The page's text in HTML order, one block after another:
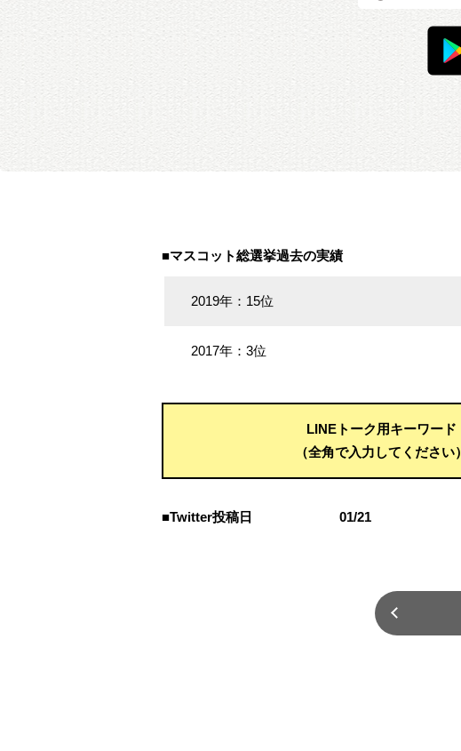
■マスコット総選挙過去の実績
2019年：15位
2017年：3位
LINEトーク用キーワード
（全角で入力してください）
■Twitter投稿日 01/21